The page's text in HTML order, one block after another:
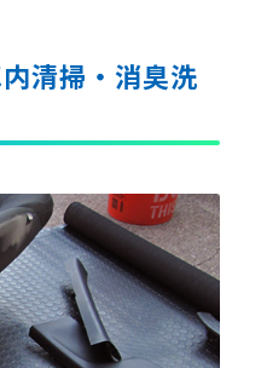
清掃・消臭洗